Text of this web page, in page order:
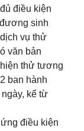
điều kiện
sinh
vụ thử
văn bản
thử tương
ban hành
kể từ
điều kiện